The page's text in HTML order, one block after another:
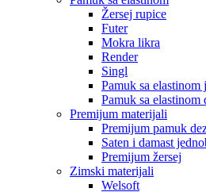
žersej rupice
futer
mokra likra
render
singl
pamuk sa
pamuk sa elastinom
premijum materijali
premijum pamuk
saten i damast
premijum žersej
zimski materijali
welsoft